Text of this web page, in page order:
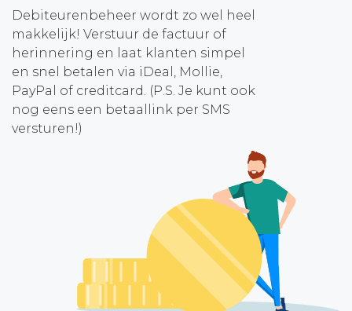
Debiteurenbeheer wordt zo wel heel
makkelijk! Verstuur de factuur of
herinnering en laat klanten simpel
en snel betalen via iDeal, Mollie,
PayPal of creditcard. (P.S. Je kunt ook
nog eens een betaallink per SMS
versturen!)